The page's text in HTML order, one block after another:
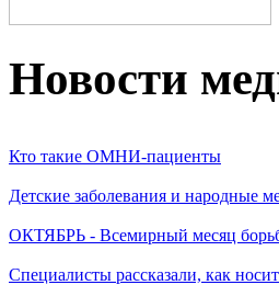
Новости
Кто такие ОМНИ-пациенты
Детские заболевания и народные
ОКТЯБРЬ - Всемирный месяц
Специалисты рассказали, как